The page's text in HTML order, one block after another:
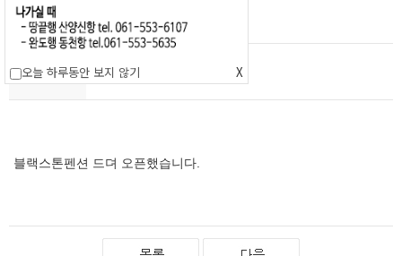
오늘 하루동안 보지 않기 X
제목
작성일자 2017-07-22
블랙스톤펜션 드뎌 오픈했습니다.